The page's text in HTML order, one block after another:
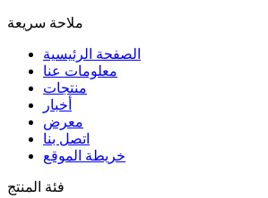
ملاحة سريعة
الصفحة الرئيسية
معلومات عنا
منتجات
أخبار
معرض
اتصل بنا
خريطة الموقع
فئة المنتج